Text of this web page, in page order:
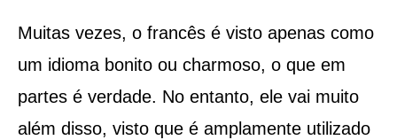
Muitas vezes, o francês é visto apenas como
um idioma bonito ou charmoso, o que em
partes é verdade. No entanto, ele vai muito
além disso, visto que é amplamente utilizado